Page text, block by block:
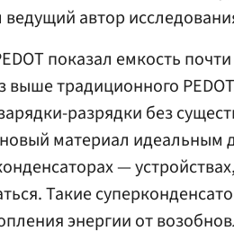
ведущий автор
показал емкость
выше традиционного
разрядки без
материал идеальным
—
Такие
энергии от